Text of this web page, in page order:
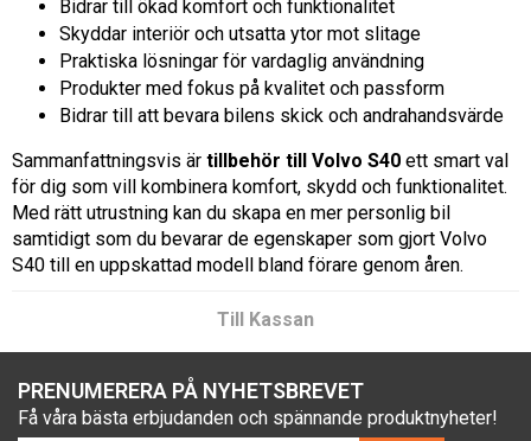
Bidrar till ökad komfort och funktionalitet
Skyddar interiör och utsatta ytor mot slitage
Praktiska lösningar för vardaglig användning
Produkter med fokus på kvalitet och passform
Bidrar till att bevara bilens skick och andrahandsvärde
Sammanfattningsvis är tillbehör till Volvo S40 ett smart val
för dig som vill kombinera komfort, skydd och funktionalitet.
Med rätt utrustning kan du skapa en mer personlig bil
samtidigt som du bevarar de egenskaper som gjort Volvo
S40 till en uppskattad modell bland förare genom åren.
Till Kassan
PRENUMERERA PÅ NYHETSBREVET
Få våra bästa erbjudanden och spännande produktnyheter!